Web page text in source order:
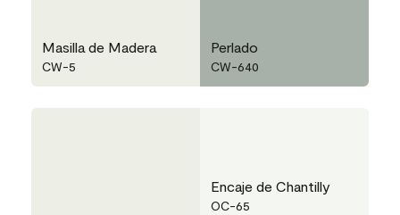
Masilla de Madera
CW-5
Perlado
CW-640
Encaje de Chantilly
OC-65